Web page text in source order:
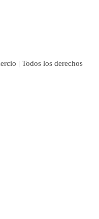
| Todos los derechos